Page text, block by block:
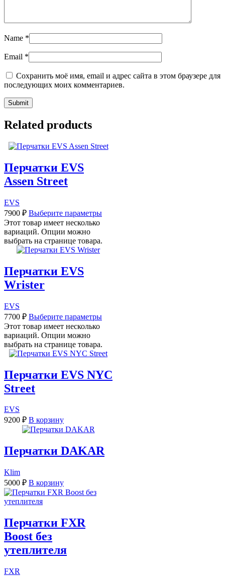
Name *
Email *
Сохранить моё имя, email и адрес сайта в этом браузере для
последующих моих комментариев.
Related products
Перчатки EVS
Assen Street
EVS
7900 ₽ Выберите параметры
Этот товар имеет несколько
вариаций. Опции можно
выбрать на странице товара.
Перчатки EVS
Wrister
EVS
7700 ₽ Выберите параметры
Этот товар имеет несколько
вариаций. Опции можно
выбрать на странице товара.
Перчатки EVS NYC
Street
EVS
9200 ₽ В корзину
Перчатки DAKAR
Klim
5000 ₽ В корзину
Перчатки FXR
Boost без
утеплителя
FXR